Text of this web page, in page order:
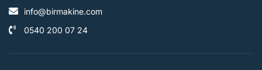
info@birmakine.com
0540 200 07 24